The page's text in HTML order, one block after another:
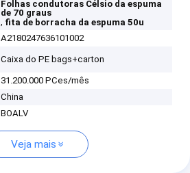
Folhas condutoras Célsio da espuma
de 70 graus
, fita de borracha da espuma 50u
A2180247636101002
Caixa do PE bags+carton
31.200.000 PCes/mês
China
BOALV
Veja mais